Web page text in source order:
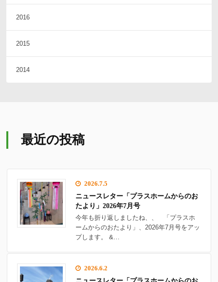
2016
2015
2014
最近の投稿
2026.7.5
ニュースレター「プラスホームからのお
たより」2026年7月号
今年も折り返しましたね、、 「プラスホ
ームからのおたより」、2026年7月号をアッ
プします。 &…
2026.6.2